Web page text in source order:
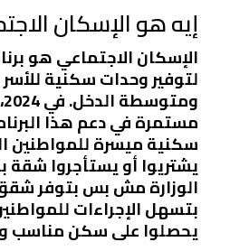
إيه هو الإسكان
الإسكان الاجتماعي هو
لتوفير وحدات سكنية
مستمرة في دعم هذا
سكنية ميسرة للمواطنين
يشتريوا أو يستأجروا شقة
الوزارة مش بس بتوفر
بتسهل الإجراءات
يحصلوا على سكن مناسب